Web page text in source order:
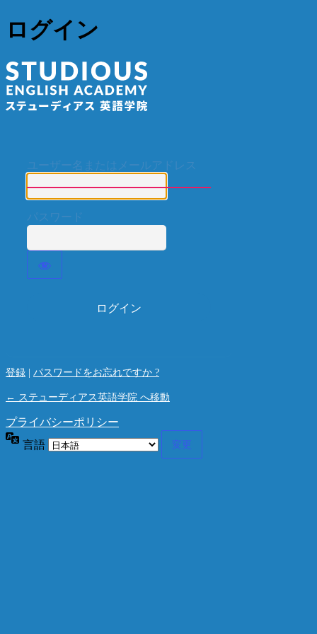
ログイン
ユーザー名またはメールアドレス
パスワード
登録 パスワードをお忘れですか ?
← ステューディアス英語学院 へ移動
プライバシーポリシー
言語